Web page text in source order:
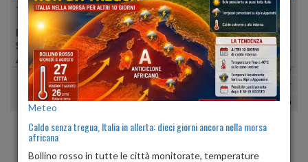
TOCENO
PROVINCIA DI:VERBANO-CUSIO-OSSOLA
907 METRI S.L.M.
46º 08′ 44″ N 8º 28′ 12″ E
Min:15°| Max:21°
Umidità70% 99%
vento debole
Pioggia:0 mm| Neve:0 mm
ore 06:17 ore 20:47
Meteo
Caldo senza tregua, Italia in allerta: dieci giorni ancora nella morsa
africana
Bollino rosso in tutte le città monitorate, temperature